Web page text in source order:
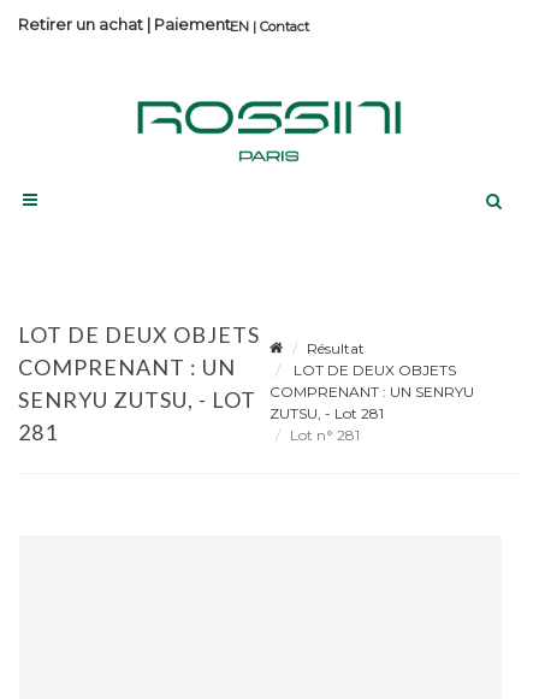
Contact
Retirer un achat | Paiement
LOT DE DEUX OBJETS
COMPRENANT : UN
SENRYU ZUTSU, - LOT
281
Résultat
LOT DE DEUX OBJETS
COMPRENANT : UN SENRYU
ZUTSU, - Lot 281
Lot n° 281